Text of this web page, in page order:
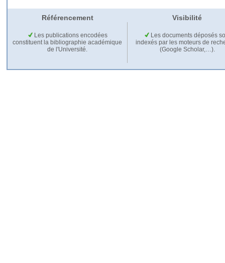
Référencement Visibilité
Les publications encodées
constituent la bibliographie académique
de l'Université.
Les documents déposés
indexés par les moteurs de
(Google Scholar,…).